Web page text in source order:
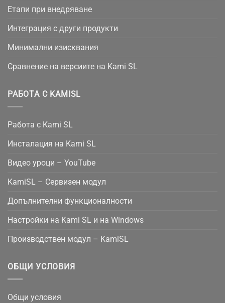
Етапи при внедряване
Интеграция с други продукти
Минимални изисквания
Сравнение на версиите на Kami SL
РАБОТА С KAMISL
Работа с Kami SL
Инсталация на Kami SL
Видео уроци – YouTube
KamiSL – Сервизен модул
Допълнителни функционалности
Настройки на Kami SL и на Windows
Производствен модул – KamiSL
ОБЩИ УСЛОВИЯ
Общи условия